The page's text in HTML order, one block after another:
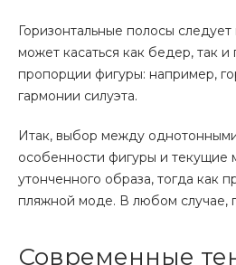
Горизонтальные полосы
может касаться как бедер, так
пропорции фигуры: например,
гармонии силуэта.
Итак, выбор между
особенности фигуры и текущие
утонченного образа, тогда
пляжной моде. В любом случае,
Современные